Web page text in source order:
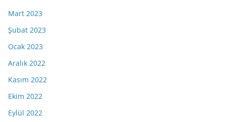
Mart 2023
Şubat 2023
Ocak 2023
Aralık 2022
Kasım 2022
Ekim 2022
Eylül 2022